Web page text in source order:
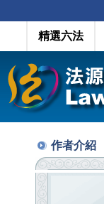
精選六法
作者介紹